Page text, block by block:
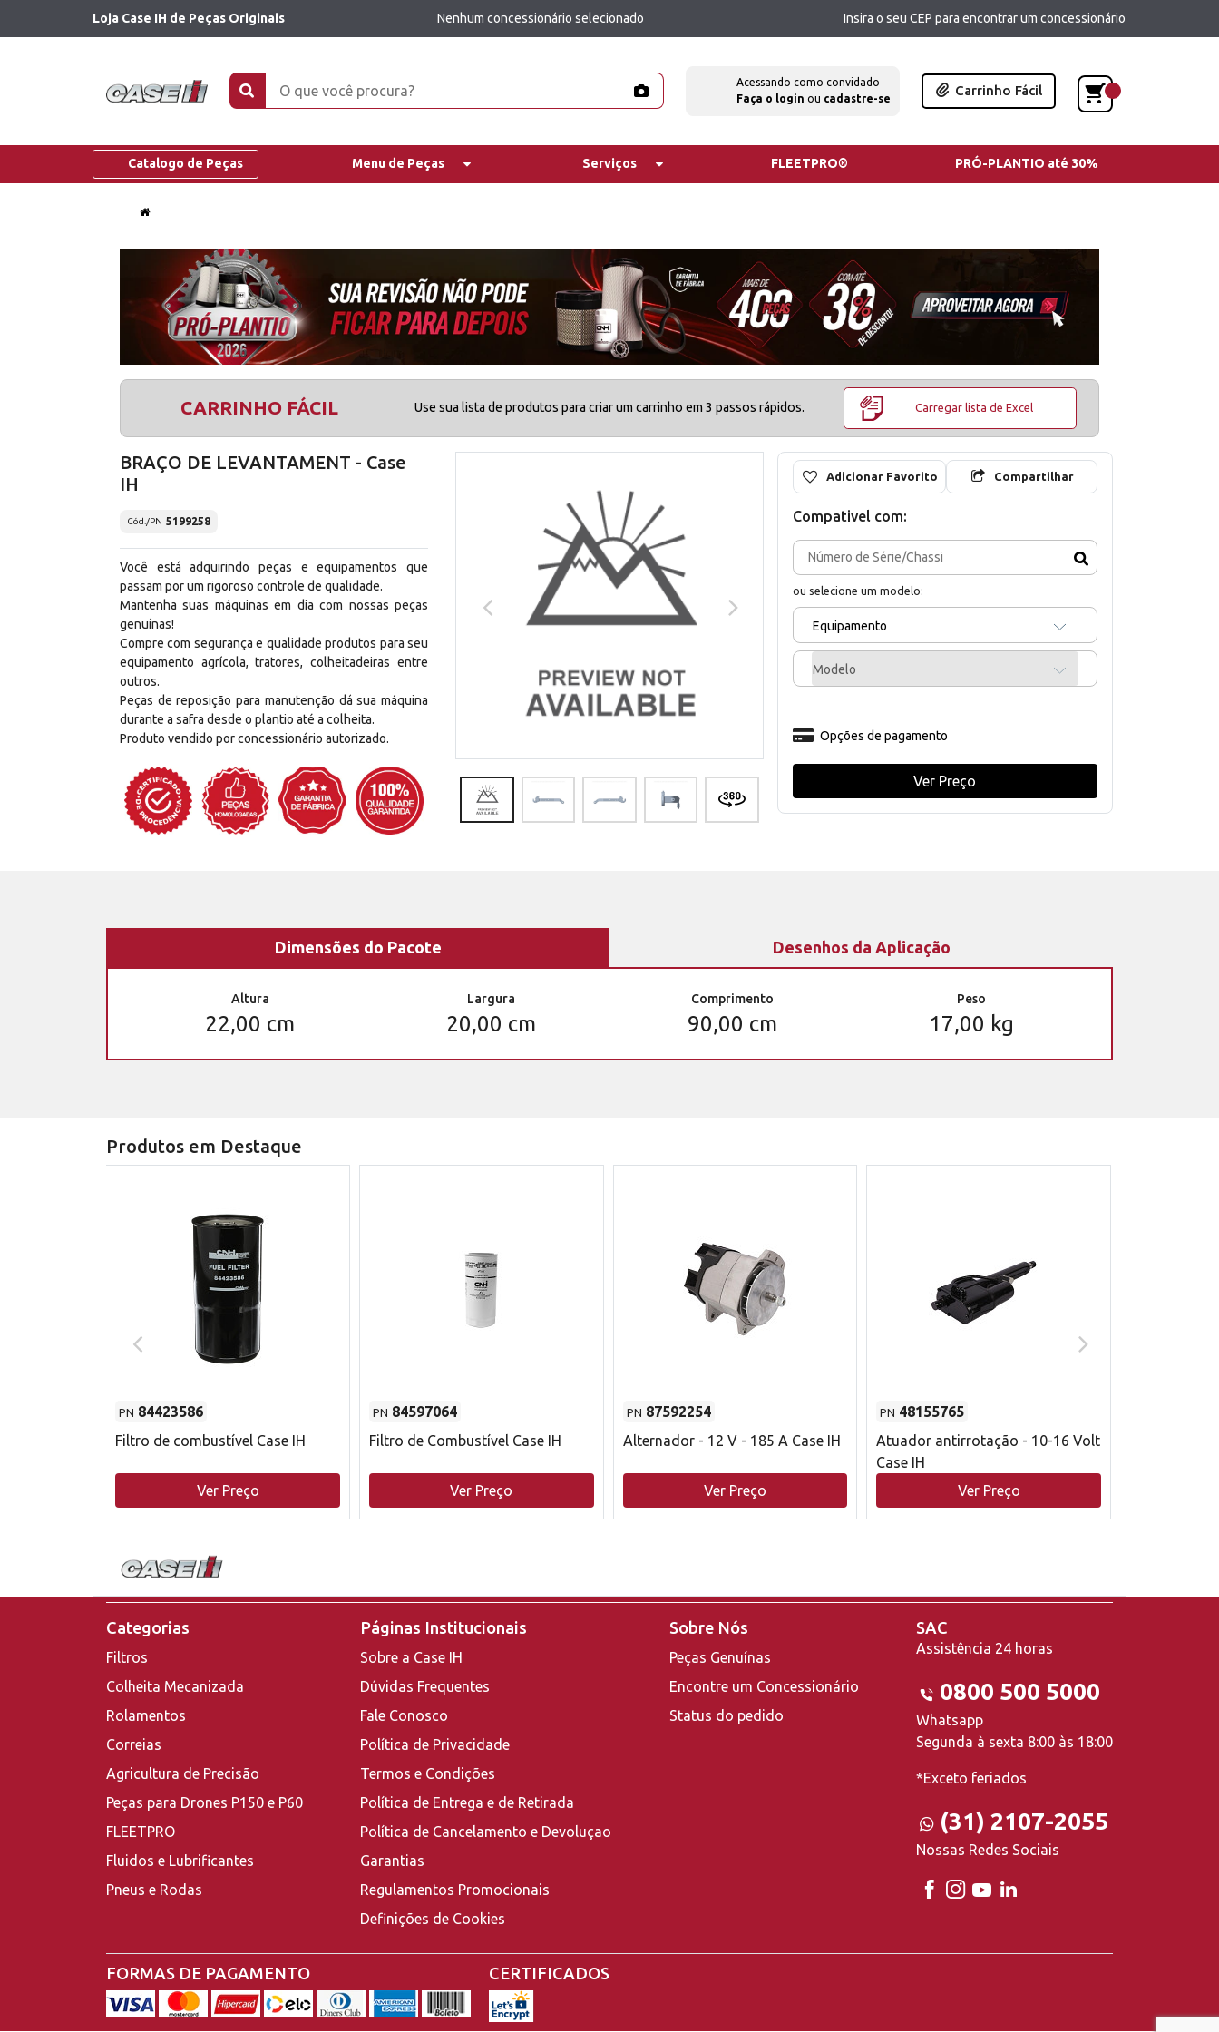
Loja Case IH de Peças Originais Nenhum concessionário selecionado Insira o seu CEP para encontrar um concessionário
Acessando como convidado
Faça o login ou cadastre-se
Carrinho Fácil
Catalogo de Peças Menu de Peças Serviços FLEETPRO® PRÓ-PLANTIO até 30%
CARRINHO FÁCIL Use sua lista de produtos para criar um carrinho em 3 passos rápidos. Carregar lista de Excel
BRAÇO DE LEVANTAMENT - Case
IH
Cód./PN 5199258
Você está adquirindo peças e equipamentos que
passam por um rigoroso controle de qualidade.
Mantenha suas máquinas em dia com nossas peças
genuínas!
Compre com segurança e qualidade produtos para seu
equipamento agrícola, tratores, colheitadeiras entre
outros.
Peças de reposição para manutenção dá sua máquina
durante a safra desde o plantio até a colheita.
Produto vendido por concessionário autorizado.
Adicionar Favorito Compartilhar
Compativel com:
ou selecione um modelo:
Equipamento
Modelo
Opções de pagamento
Ver Preço
Dimensões do Pacote Desenhos da Aplicação
Altura
22,00 cm
Largura
20,00 cm
Comprimento
90,00 cm
Peso
17,00 kg
Produtos em Destaque
PN 84423586
Filtro de combustível Case IH
Ver Preço
PN 84597064
Filtro de Combustível Case IH
Ver Preço
PN 87592254
Alternador - 12 V - 185 A Case IH
Ver Preço
PN 48155765
Atuador antirrotação - 10-16 Volt
Case IH
Ver Preço
Categorias
Filtros
Colheita Mecanizada
Rolamentos
Correias
Agricultura de Precisão
Peças para Drones P150 e P60
FLEETPRO
Fluidos e Lubrificantes
Pneus e Rodas
Páginas Institucionais
Sobre a Case IH
Dúvidas Frequentes
Fale Conosco
Política de Privacidade
Termos e Condições
Política de Entrega e de Retirada
Política de Cancelamento e Devoluçao
Garantias
Regulamentos Promocionais
Definições de Cookies
Sobre Nós
Peças Genuínas
Encontre um Concessionário
Status do pedido
SAC
Assistência 24 horas
0800 500 5000
Whatsapp
Segunda à sexta 8:00 às 18:00
*Exceto feriados
(31) 2107-2055
Nossas Redes Sociais
FORMAS DE PAGAMENTO CERTIFICADOS